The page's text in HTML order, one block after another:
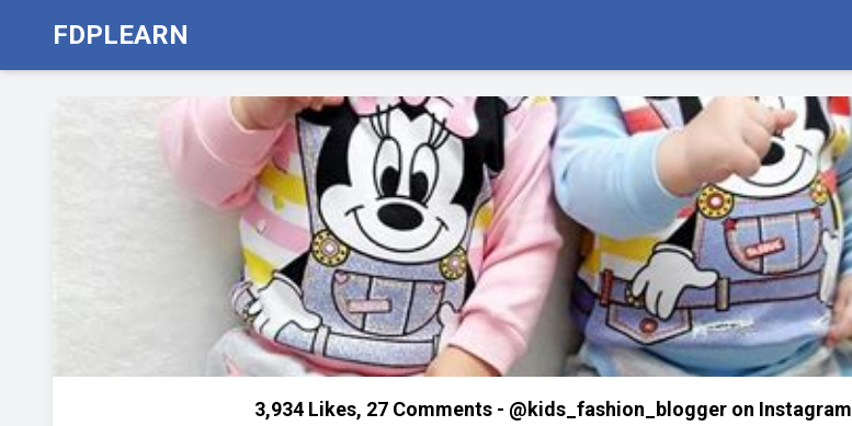
FDPLEARN
3,934 Likes, 27 Comments - @kids_fashion_blogger on Instagram